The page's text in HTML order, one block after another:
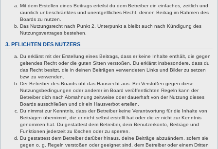
Mit dem Erstellen eines Beitrags erteilst du dem Betreiber ein einfaches, zeitlich und
räumlich unbeschränktes und unentgeltliches Recht, deinen Beitrag im Rahmen des
Boards zu nutzen.
Das Nutzungsrecht nach Punkt 2, Unterpunkt a bleibt auch nach Kündigung des
Nutzungsvertrages bestehen.
3. PFLICHTEN DES NUTZERS
Du erklärst mit der Erstellung eines Beitrags, dass er keine Inhalte enthält, die gegen
geltendes Recht oder die guten Sitten verstoßen. Du erklärst insbesondere, dass du
das Recht besitzt, die in deinen Beiträgen verwendeten Links und Bilder zu setzen
bzw. zu verwenden.
Der Betreiber des Boards übt das Hausrecht aus. Bei Verstößen gegen diese
Nutzungsbedingungen oder anderer im Board veröffentlichten Regeln kann der
Betreiber dich nach Abmahnung zeitweise oder dauerhaft von der Nutzung dieses
Boards ausschließen und dir ein Hausverbot erteilen.
Du nimmst zur Kenntnis, dass der Betreiber keine Verantwortung für die Inhalte von
Beiträgen übernimmt, die er nicht selbst erstellt hat oder die er nicht zur Kenntnis
genommen hat. Du gestattest dem Betreiber, dein Benutzerkonto, Beiträge und
Funktionen jederzeit zu löschen oder zu sperren.
Du gestattest dem Betreiber darüber hinaus, deine Beiträge abzuändern, sofern sie
gegen o. g. Regeln verstoßen oder geeignet sind, dem Betreiber oder einem Dritten